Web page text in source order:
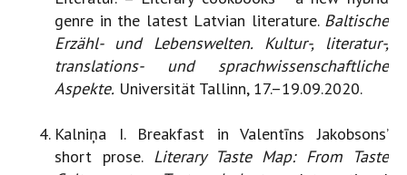
genre in the latest Latvian literature. Baltische
Erzähl- und Lebenswelten. Kultur-, literatur-,
translations- und sprachwissenschaftliche
Aspekte. Universität Tallinn, 17.–19.09.2020.
Kalniņa I. Breakfast in Valentīns Jakobsons’
short prose. Literary Taste Map: From Taste